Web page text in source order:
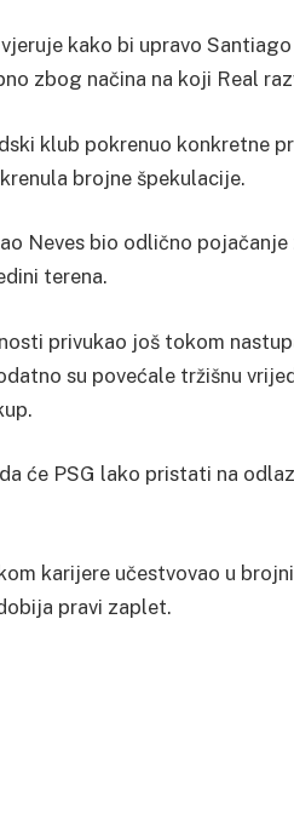
kako bi upravo
zbog načina na koji Real
klub pokrenuo konkretne
brojne špekulacije.
Neves bio odlično
terena.
privukao još tokom
su povećale tržišnu
će PSG lako pristati na
karijere učestvovao u
pravi zaplet.